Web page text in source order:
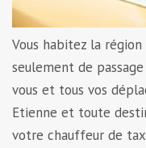
Vous habitez la
seulement de
vous et tous vos
Etienne et toute
votre chauffeur de